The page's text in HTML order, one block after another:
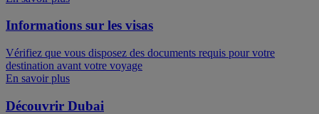
Informations sur les visas
Vérifiez que vous disposez des documents requis pour votre
destination avant votre voyage
En savoir plus
Découvrir Dubai